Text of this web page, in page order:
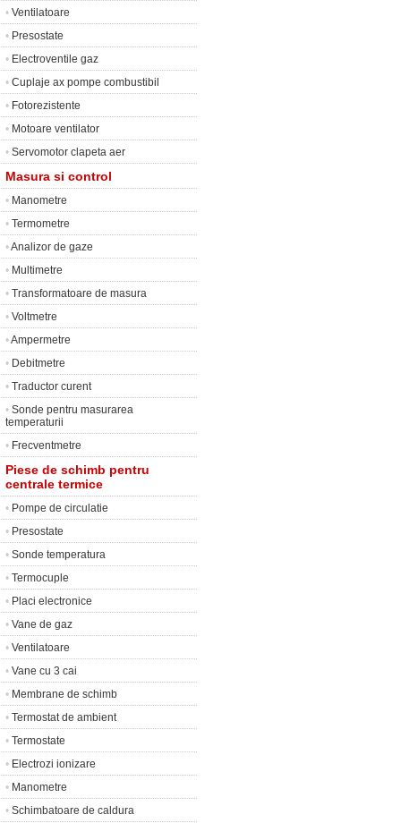
• Ventilatoare
• Presostate
• Electroventile gaz
• Cuplaje ax pompe combustibil
• Fotorezistente
• Motoare ventilator
• Servomotor clapeta aer
Masura si control
• Manometre
• Termometre
•Analizor de gaze
• Multimetre
• Transformatoare de masura
• Voltmetre
•Ampermetre
• Debitmetre
• Traductor curent
• Sonde pentru masurarea
temperaturii
• Frecventmetre
Piese de schimb pentru
centrale termice
• Pompe de circulatie
• Presostate
• Sonde temperatura
• Termocuple
• Placi electronice
• Vane de gaz
• Ventilatoare
• Vane cu 3 cai
• Membrane de schimb
• Termostat de ambient
• Termostate
• Electrozi ionizare
• Manometre
• Schimbatoare de caldura